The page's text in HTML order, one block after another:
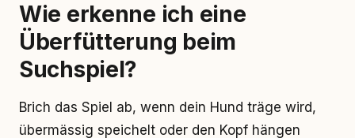
Wie erkenne ich eine
Überfütterung beim
Suchspiel?
Brich das Spiel ab, wenn dein Hund träge wird,
übermässig speichelt oder den Kopf hängen